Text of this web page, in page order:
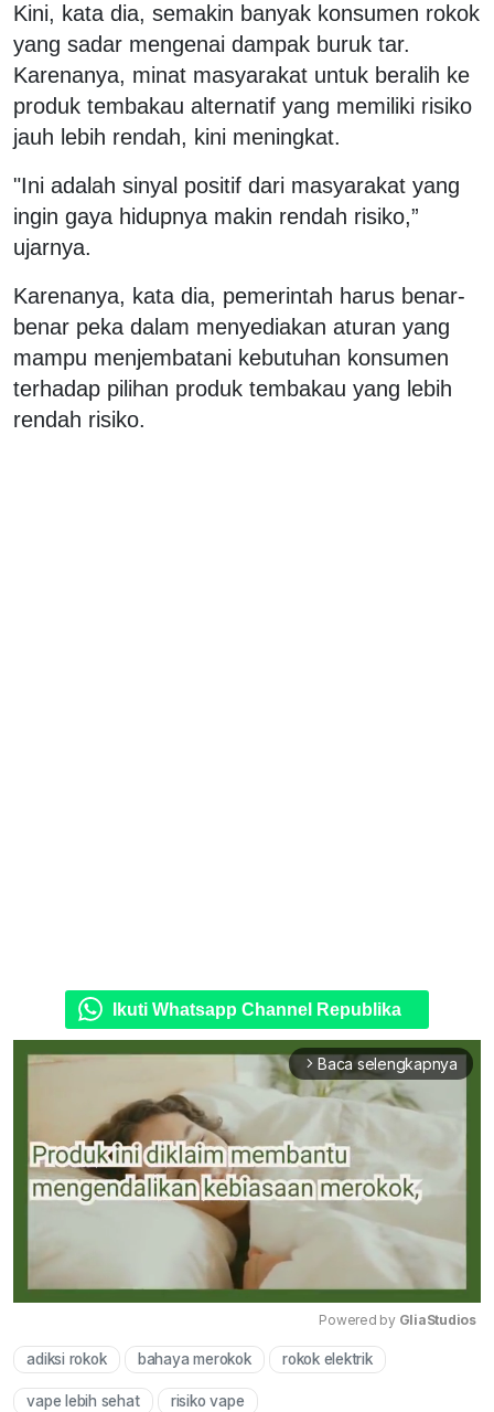
Kini, kata dia, semakin banyak konsumen rokok
yang sadar mengenai dampak buruk tar.
Karenanya, minat masyarakat untuk beralih ke
produk tembakau alternatif yang memiliki risiko
jauh lebih rendah, kini meningkat.
"Ini adalah sinyal positif dari masyarakat yang
ingin gaya hidupnya makin rendah risiko,”
ujarnya.
Karenanya, kata dia, pemerintah harus benar-
benar peka dalam menyediakan aturan yang
mampu menjembatani kebutuhan konsumen
terhadap pilihan produk tembakau yang lebih
rendah risiko.
Ikuti Whatsapp Channel Republika
arrow_forward_ios Baca selengkapnya
Powered by GliaStudios
adiksi rokok bahaya merokok rokok elektrik
vape lebih sehat risiko vape